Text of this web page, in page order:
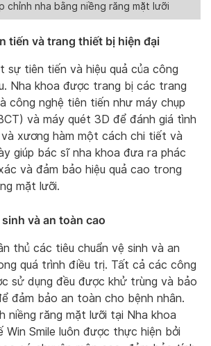
chỉnh nha bằng niềng răng mặt lưỡi
tiến và trang thiết bị hiện đại
sự tiên tiến và hiệu quả của công
Nha khoa được trang bị các trang
công nghệ tiên tiến như máy chụp
và máy quét 3D để đánh giá tình
xương hàm một cách chi tiết và
giúp bác sĩ nha khoa đưa ra phác
và đảm bảo hiệu quả cao trong
mặt lưỡi.
và an toàn cao
thủ các tiêu chuẩn vệ sinh và an
quá trình điều trị. Tất cả các công
sử dụng đều được khử trùng và bảo
đảm bảo an toàn cho bệnh nhân.
niềng răng mặt lưỡi tại Nha khoa
Win Smile luôn được thực hiện bởi